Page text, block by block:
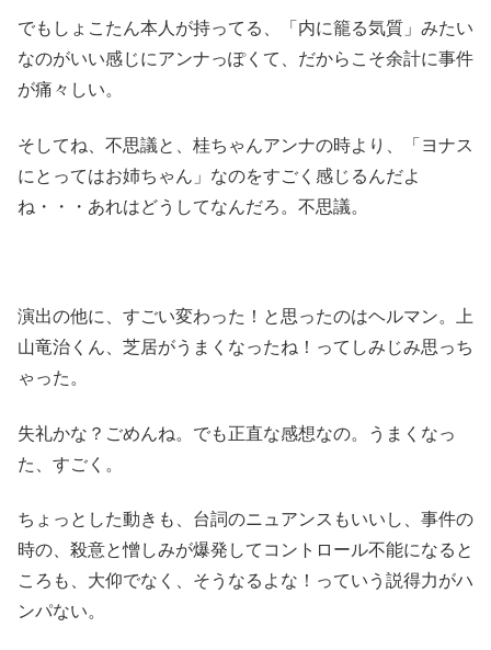
でもしょこたん本人が持ってる、「内に籠る気質」みたい
なのがいい感じにアンナっぽくて、だからこそ余計に事件
が痛々しい。
そしてね、不思議と、桂ちゃんアンナの時より、「ヨナス
にとってはお姉ちゃん」なのをすごく感じるんだよ
ね・・・あれはどうしてなんだろ。不思議。
演出の他に、すごい変わった！と思ったのはヘルマン。上
山竜治くん、芝居がうまくなったね！ってしみじみ思っち
ゃった。
失礼かな？ごめんね。でも正直な感想なの。うまくなっ
た、すごく。
ちょっとした動きも、台詞のニュアンスもいいし、事件の
時の、殺意と憎しみが爆発してコントロール不能になると
ころも、大仰でなく、そうなるよな！っていう説得力がハ
ンパない。